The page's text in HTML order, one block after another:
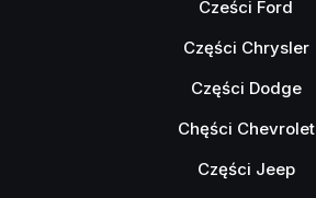
Cześci Ford
Części Chrysler
Części Dodge
Chęści Chevrolet
Części Jeep